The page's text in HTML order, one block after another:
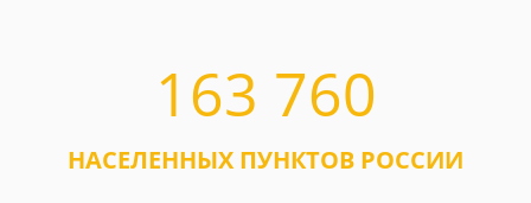
163 760
НАСЕЛЕННЫХ ПУНКТОВ РОССИИ